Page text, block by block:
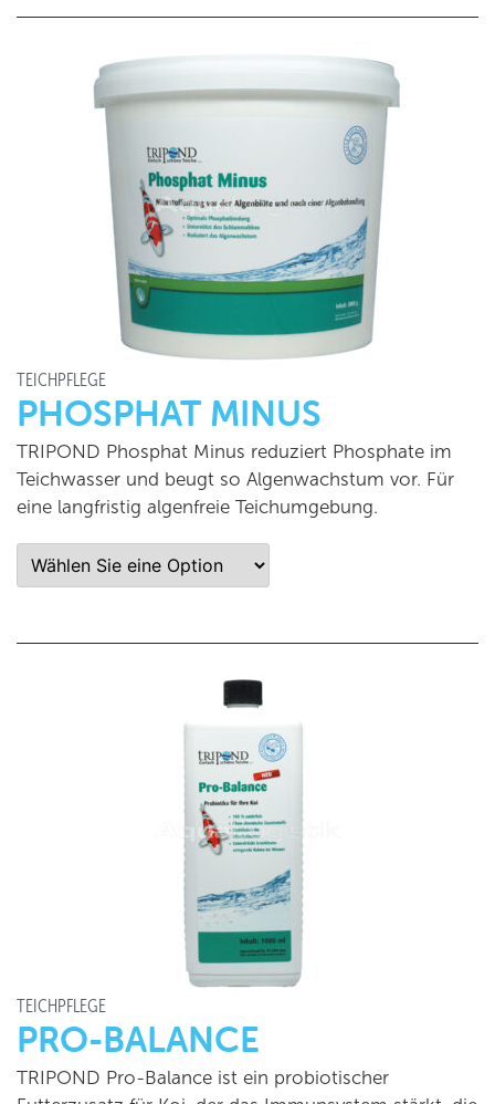
TEICHPFLEGE
PHOSPHAT MINUS
TRIPOND Phosphat Minus reduziert Phosphate im
Teichwasser und beugt so Algenwachstum vor. Für
eine langfristig algenfreie Teichumgebung.
TEICHPFLEGE
PRO-BALANCE
TRIPOND Pro-Balance ist ein probiotischer